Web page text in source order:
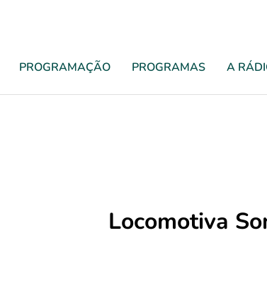
PROGRAMAÇÃO PROGRAMAS A
Locomotiva